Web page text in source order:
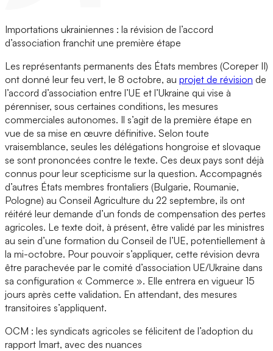
Importations ukrainiennes : la révision de l’accord
d’association franchit une première étape
Les représentants permanents des États membres (Coreper II)
ont donné leur feu vert, le 8 octobre, au projet de révision de
l’accord d’association entre l’UE et l’Ukraine qui vise à
pérenniser, sous certaines conditions, les mesures
commerciales autonomes. Il s’agit de la première étape en
vue de sa mise en œuvre définitive. Selon toute
vraisemblance, seules les délégations hongroise et slovaque
se sont prononcées contre le texte. Ces deux pays sont déjà
connus pour leur scepticisme sur la question. Accompagnés
d’autres États membres frontaliers (Bulgarie, Roumanie,
Pologne) au Conseil Agriculture du 22 septembre, ils ont
réitéré leur demande d’un fonds de compensation des pertes
agricoles. Le texte doit, à présent, être validé par les ministres
au sein d’une formation du Conseil de l’UE, potentiellement à
la mi-octobre. Pour pouvoir s’appliquer, cette révision devra
être parachevée par le comité d’association UE/Ukraine dans
sa configuration « Commerce ». Elle entrera en vigueur 15
jours après cette validation. En attendant, des mesures
transitoires s’appliquent.
OCM : les syndicats agricoles se félicitent de l’adoption du
rapport Imart, avec des nuances